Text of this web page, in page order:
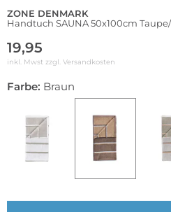
ZONE DENMARK
Handtuch SAUNA 50x100cm
19,95
inkl. Mwst zzgl. Versandkosten
Farbe: Braun